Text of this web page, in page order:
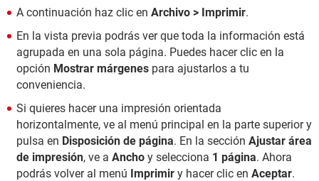
A continuación haz clic en Archivo > Imprimir.
En la vista previa podrás ver que toda la información está
agrupada en una sola página. Puedes hacer clic en la
opción Mostrar márgenes para ajustarlos a tu
conveniencia.
Si quieres hacer una impresión orientada
horizontalmente, ve al menú principal en la parte superior y
pulsa en Disposición de página. En la sección Ajustar área
de impresión, ve a Ancho y selecciona 1 página. Ahora
podrás volver al menú Imprimir y hacer clic en Aceptar.